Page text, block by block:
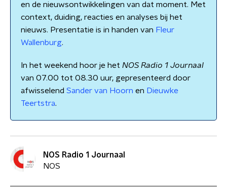
en de nieuwsontwikkelingen van dat moment. Met
context, duiding, reacties en analyses bij het
nieuws. Presentatie is in handen van Fleur
Wallenburg.
In het weekend hoor je het NOS Radio 1 Journaal
van 07.00 tot 08.30 uur, gepresenteerd door
afwisselend Sander van Hoorn en Dieuwke
Teertstra.
NOS Radio 1 Journaal
NOS